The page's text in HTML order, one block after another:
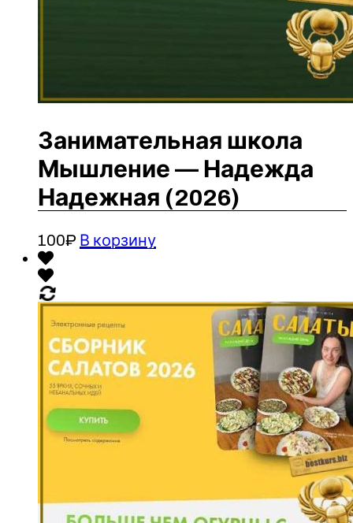
Занимательная школа
Мышление — Надежда
Надежная (2026)
100₽ В корзину